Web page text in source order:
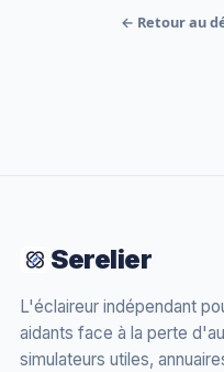
← Retour au
Serelier
L'éclaireur indépendant
aidants face à la perte
simulateurs utiles,